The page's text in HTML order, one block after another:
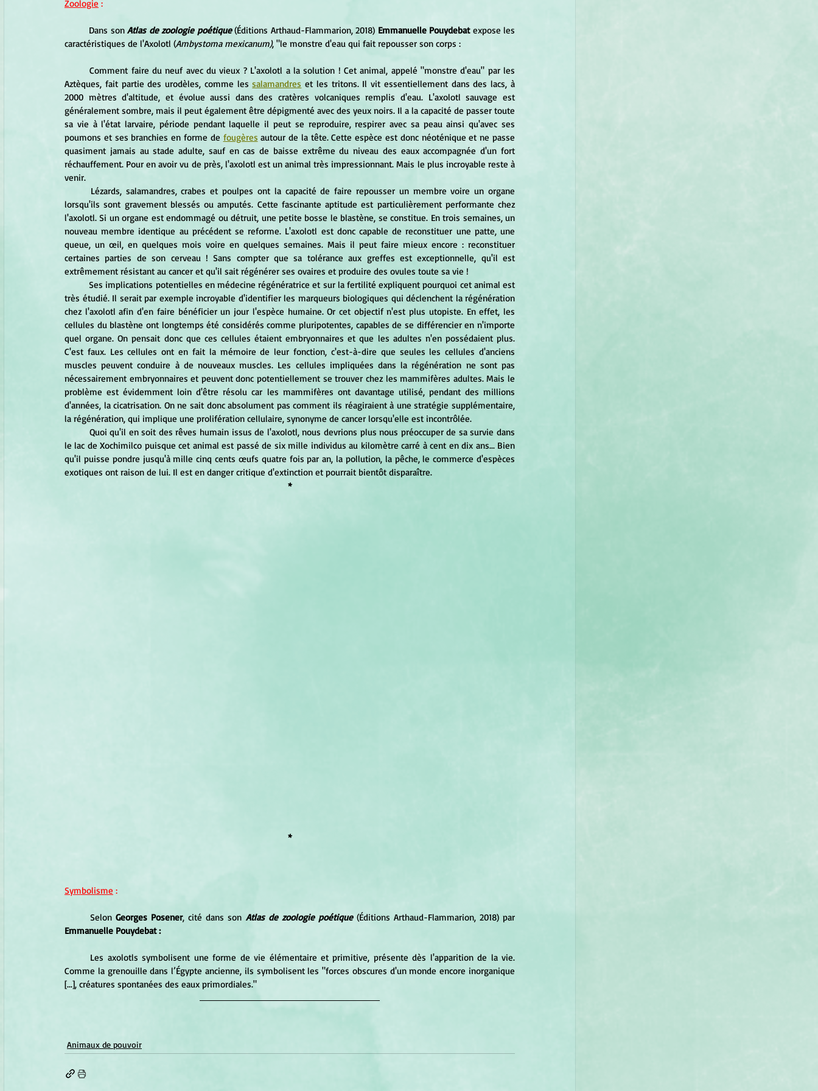
Zoologie :
	Dans son
Atlas de zoologie poétique (Éditions Arthaud-Flammarion, 2018) Emmanuelle Pouydebat expose les
caractéristiques de l'Axolotl (Ambystoma mexicanum), "le monstre d'eau qui fait repousser son corps :
	Comment faire du neuf avec du vieux ? L'axolotl a la solution ! Cet animal, appelé "monstre d'eau" par les
Aztèques, fait partie des urodèles, comme les salamandres et les tritons. Il vit essentiellement dans des lacs, à
2000 mètres d'altitude, et évolue aussi dans des cratères volcaniques remplis d'eau. L'axolotl sauvage est
généralement sombre, mais il peut également être dépigmenté avec des yeux noirs. Il a la capacité de passer toute
sa vie à l'état larvaire, période pendant laquelle il peut se reproduire, respirer avec sa peau ainsi qu'avec ses
poumons et ses branchies en forme de fougères autour de la tête. Cette espèce est donc néoténique et ne passe
quasiment jamais au stade adulte, sauf en cas de baisse extrême du niveau des eaux accompagnée d'un fort
réchauffement. Pour en avoir vu de près, l'axolotl est un animal très impressionnant. Mais le plus incroyable reste à
venir.
lorsqu'ils sont gravement blessés ou amputés. Cette fascinante aptitude est particulièrement performante chez
l'axolotl. Si un organe est endommagé ou détruit, une petite bosse le blastène, se constitue. En trois semaines, un
nouveau membre identique au précédent se reforme. L'axolotl est donc capable de reconstituer une patte, une
queue, un œil, en quelques mois voire en quelques semaines. Mais il peut faire mieux encore : reconstituer
certaines parties de son cerveau ! Sans compter que sa tolérance aux greffes est exceptionnelle, qu'il est
extrêmement résistant au cancer et qu'il sait régénérer ses ovaires et produire des ovules toute sa vie !
	Ses implications potentielles en médecine régénératrice et sur la fertilité expliquent pourquoi cet animal est
très étudié. Il serait par exemple incroyable d'identifier les marqueurs biologiques qui déclenchent la régénération
chez l'axolotl afin d'en faire bénéficier un jour l'espèce humaine. Or cet objectif n'est plus utopiste. En effet, les
cellules du blastène ont longtemps été considérés comme pluripotentes, capables de se différencier en n'importe
quel organe. On pensait donc que ces cellules étaient embryonnaires et que les adultes n'en possédaient plus.
C'est faux. Les cellules ont en fait la mémoire de leur fonction, c'est-à-dire que seules les cellules d'anciens
muscles peuvent conduire à de nouveaux muscles. Les cellules impliquées dans la régénération ne sont pas
nécessairement embryonnaires et peuvent donc potentiellement se trouver chez les mammifères adultes. Mais le
problème est évidemment loin d'être résolu car les mammifères ont davantage utilisé, pendant des millions
d'années, la cicatrisation. On ne sait donc absolument pas comment ils réagiraient à une stratégie supplémentaire,
la régénération, qui implique une prolifération cellulaire, synonyme de cancer lorsqu'elle est incontrôlée.
le lac de Xochimilco puisque cet animal est passé de six mille individus au kilomètre carré à cent en dix ans... Bien
qu'il puisse pondre jusqu'à mille cinq cents œufs quatre fois par an, la pollution, la pêche, le commerce d'espèces
exotiques ont raison de lui. Il est en danger critique d'extinction et pourrait bientôt disparaître.
*
*
Symbolisme :
	Selon
Georges Posener, cité dans son Atlas de zoologie poétique
Emmanuelle Pouydebat :
Comme la grenouille dans l’Égypte ancienne, ils symbolisent les "forces obscures d'un monde encore inorganique
[...], créatures spontanées des eaux primordiales."
Animaux de pouvoir